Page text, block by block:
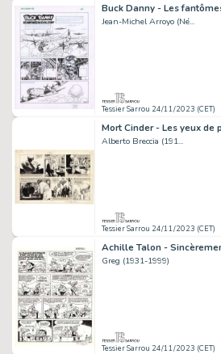
Jean-Michel Arroyo (Né...
Tessier Sarrou 24/11/2023 (CET)
Alberto Breccia (191...
Tessier Sarrou 24/11/2023 (CET)
Greg (1931-1999)
Tessier Sarrou 24/11/2023 (CET)